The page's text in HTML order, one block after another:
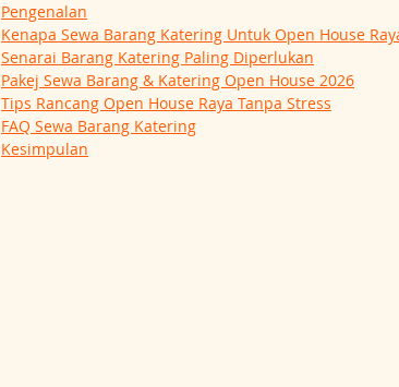
Pengenalan
Kenapa Sewa Barang Katering Untuk Open House
Senarai Barang Katering Paling Diperlukan
Pakej Sewa Barang & Katering Open House 2026
Tips Rancang Open House Raya Tanpa Stress
FAQ Sewa Barang Katering
Kesimpulan